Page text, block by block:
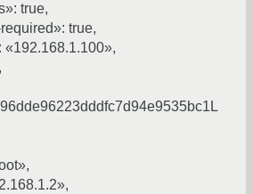
true,
true,
«192.168.1.100»,